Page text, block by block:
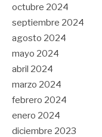
octubre 2024
septiembre 2024
agosto 2024
mayo 2024
abril 2024
marzo 2024
febrero 2024
enero 2024
diciembre 2023